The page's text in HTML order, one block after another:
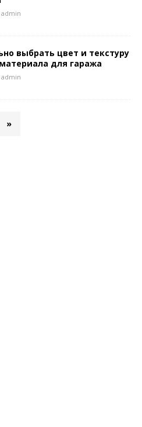
admin
выбрать цвет и текстуру
для гаража
admin
»